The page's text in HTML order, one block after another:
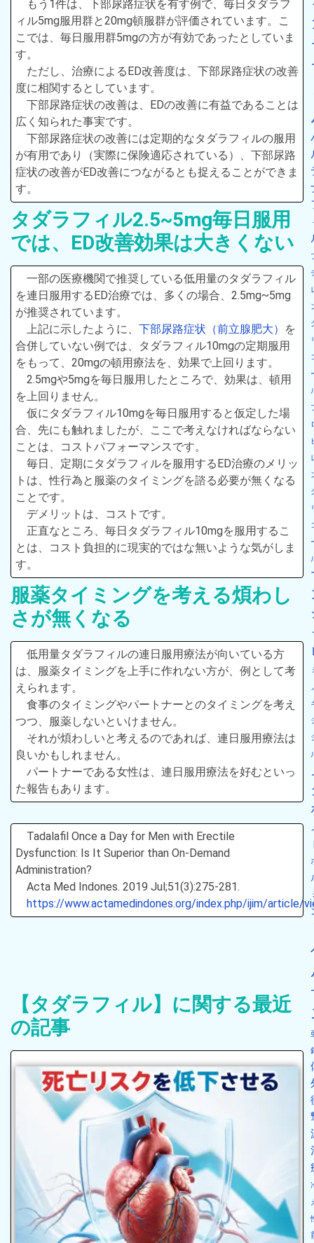
もう1件は、下部尿路症状を有す例で、毎日タダラフ
ィル5mg服用群と20mg頓服群が評価されています。こ
こでは、毎日服用群5mgの方が有効であったとしていま
す。
ただし、治療によるED改善度は、下部尿路症状の改善
度に相関するとしています。
下部尿路症状の改善は、EDの改善に有益であることは
広く知られた事実です。
下部尿路症状の改善には定期的なタダラフィルの服用
が有用であり（実際に保険適応されている）、下部尿路
症状の改善がED改善につながるとも捉えることができま
す。
タダラフィル2.5~5mg毎日服用
では、ED改善効果は大きくない
一部の医療機関で推奨している低用量のタダラフィル
を連日服用するED治療では、多くの場合、2.5mg~5mg
が推奨されています。
上記に示したように、 下部尿路症状（前立腺肥大）
を
合併していない例では、タダラフィル10mgの定期服用
をもって、20mgの頓用療法を、効果で上回ります。
2.5mgや5mgを毎日服用したところで、効果は、頓用
を上回りません。
仮にタダラフィル10mgを毎日服用すると仮定した場
合、先にも触れましたが、ここで考えなければならない
ことは、コストパフォーマンスです。
毎日、定期にタダラフィルを服用するED治療のメリッ
トは、性行為と服薬のタイミングを諮る必要が無くなる
ことです。
デメリットは、コストです。
正直なところ、毎日タダラフィル10mgを服用するこ
とは、コスト負担的に現実的ではな無いような気がしま
す。
服薬タイミングを考える煩わし
さが無くなる
低用量タダラフィルの連日服用療法が向いている方
は、服薬タイミングを上手に作れない方が、例として考
えられます。
食事のタイミングやパートナーとのタイミングを考え
つつ、服薬しないといけません。
それが煩わしいと考えるのであれば、連日服用療法は
良いかもしれません。
パートナーである女性は、連日服用療法を好むといっ
た報告もあります。
Tadalafil Once a Day for Men with Erectile
Dysfunction: Is It Superior than On-Demand
Administration?
Acta Med Indones. 2019 Jul;51(3):275-281.
https://www.actamedindones.org/index.php/ijim/article/
【タダラフィル】に関する最近
の記事